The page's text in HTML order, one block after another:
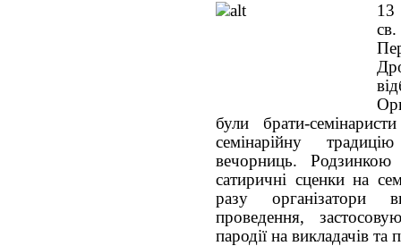
13
були брати-
семінарійну
вечорниць.
сатиричні сценки на
разу організатори
проведення,
пародії на викладачів та